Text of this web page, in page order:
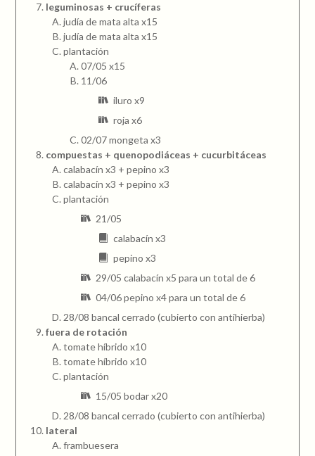
leguminosas + crucíferas
judía de mata alta x15
judía de mata alta x15
plantación
07/05 x15
11/06
iluro x9
roja x6
02/07 mongeta x3
compuestas + quenopodiáceas + cucurbitáceas
calabacín x3 + pepino x3
calabacín x3 + pepino x3
plantación
21/05
calabacín x3
pepino x3
29/05 calabacín x5 para un total de 6
04/06 pepino x4 para un total de 6
28/08 bancal cerrado (cubierto con antihierba)
fuera de rotación
tomate híbrido x10
tomate híbrido x10
plantación
15/05 bodar x20
28/08 bancal cerrado (cubierto con antihierba)
lateral
frambuesera